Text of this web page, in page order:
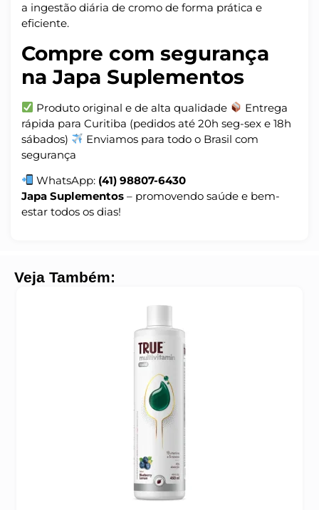
a ingestão diária de cromo de forma prática e
eficiente.
Compre com segurança
na Japa Suplementos
Produto original e de alta qualidade
Entrega
rápida para Curitiba (pedidos até 20h seg-sex e 18h
sábados)
Enviamos para todo o Brasil com
segurança
WhatsApp: (41) 98807-6430
Japa Suplementos – promovendo saúde e bem-
estar todos os dias!
Veja Também: